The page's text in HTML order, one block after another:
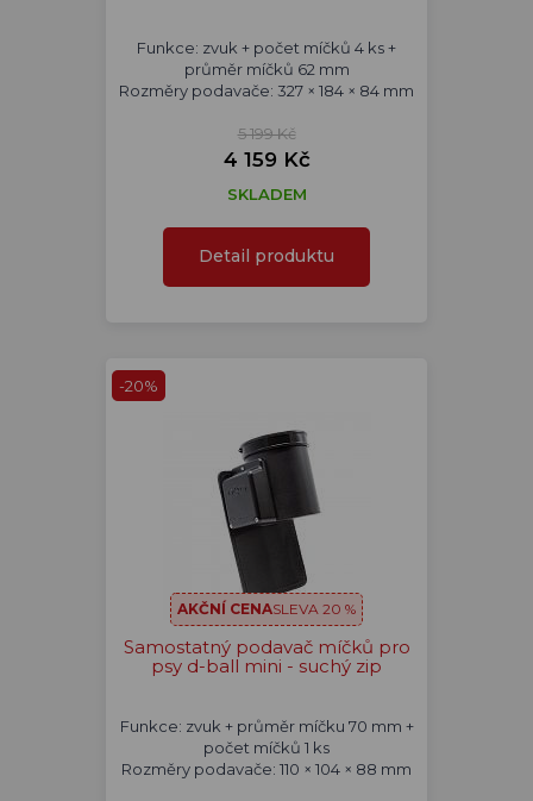
Funkce: zvuk + počet míčků 4 ks +
průměr míčků 62 mm
Rozměry podavače: 327 × 184 × 84 mm
5 199 Kč
4 159 Kč
SKLADEM
Detail produktu
-20%
AKČNÍ CENASLEVA 20 %
Samostatný podavač míčků pro
psy d-ball mini - suchý zip
Funkce: zvuk + průměr míčku 70 mm +
počet míčků 1 ks
Rozměry podavače: 110 × 104 × 88 mm